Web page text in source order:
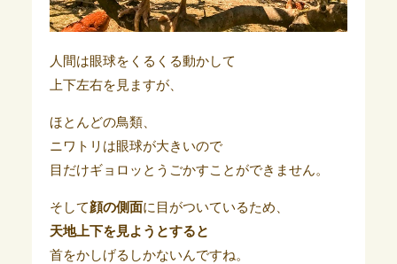
人間は眼球をくるくる動かして
上下左右を見ますが、
ほとんどの鳥類、
ニワトリは眼球が大きいので
目だけギョロッとうごかすことができません。
そして顔の側面に目がついているため、
天地上下を見ようとすると
首をかしげるしかないんですね。